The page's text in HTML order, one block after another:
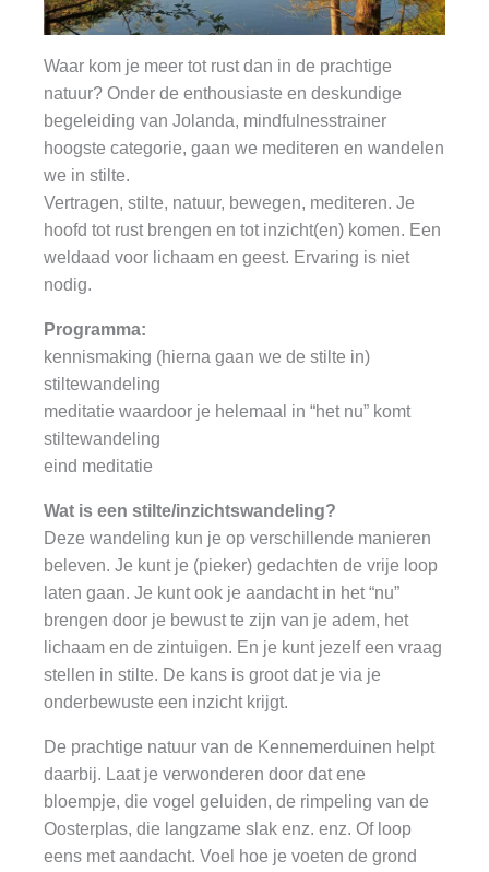
Waar kom je meer tot rust dan in de prachtige
natuur? Onder de enthousiaste en deskundige
begeleiding van Jolanda, mindfulnesstrainer
hoogste categorie, gaan we mediteren en wandelen
we in stilte.
Vertragen, stilte, natuur, bewegen, mediteren. Je
hoofd tot rust brengen en tot inzicht(en) komen. Een
weldaad voor lichaam en geest. Ervaring is niet
nodig.
Programma:
kennismaking (hierna gaan we de stilte in)
stiltewandeling
meditatie waardoor je helemaal in “het nu” komt
stiltewandeling
eind meditatie
Wat is een stilte/inzichtswandeling?
Deze wandeling kun je op verschillende manieren
beleven. Je kunt je (pieker) gedachten de vrije loop
laten gaan. Je kunt ook je aandacht in het “nu”
brengen door je bewust te zijn van je adem, het
lichaam en de zintuigen. En je kunt jezelf een vraag
stellen in stilte. De kans is groot dat je via je
onderbewuste een inzicht krijgt.
De prachtige natuur van de Kennemerduinen helpt
daarbij. Laat je verwonderen door dat ene
bloempje, die vogel geluiden, de rimpeling van de
Oosterplas, die langzame slak enz. enz. Of loop
eens met aandacht. Voel hoe je voeten de grond